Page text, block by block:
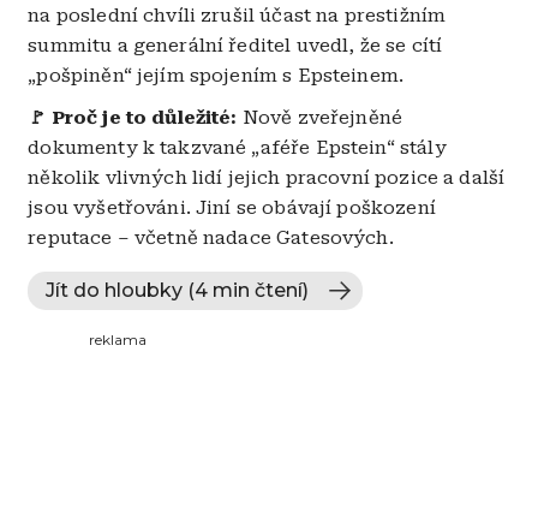
na poslední chvíli zrušil účast na prestižním
summitu a generální ředitel uvedl, že se cítí
„pošpiněn“ jejím spojením s Epsteinem.
🚩 Proč je to důležité: Nově zveřejněné
dokumenty k takzvané „aféře Epstein“ stály
několik vlivných lidí jejich pracovní pozice a další
jsou vyšetřováni. Jiní se obávají poškození
reputace – včetně nadace Gatesových.
Jít do hloubky (4 min čtení)
reklama